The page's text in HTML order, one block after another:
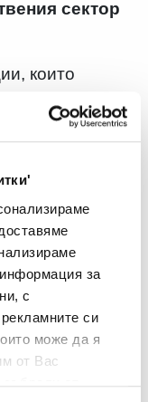
за
с
си
може да я
от Вас
сектор
които
бизнеса в
на
и
отчитаме, е
– чрез